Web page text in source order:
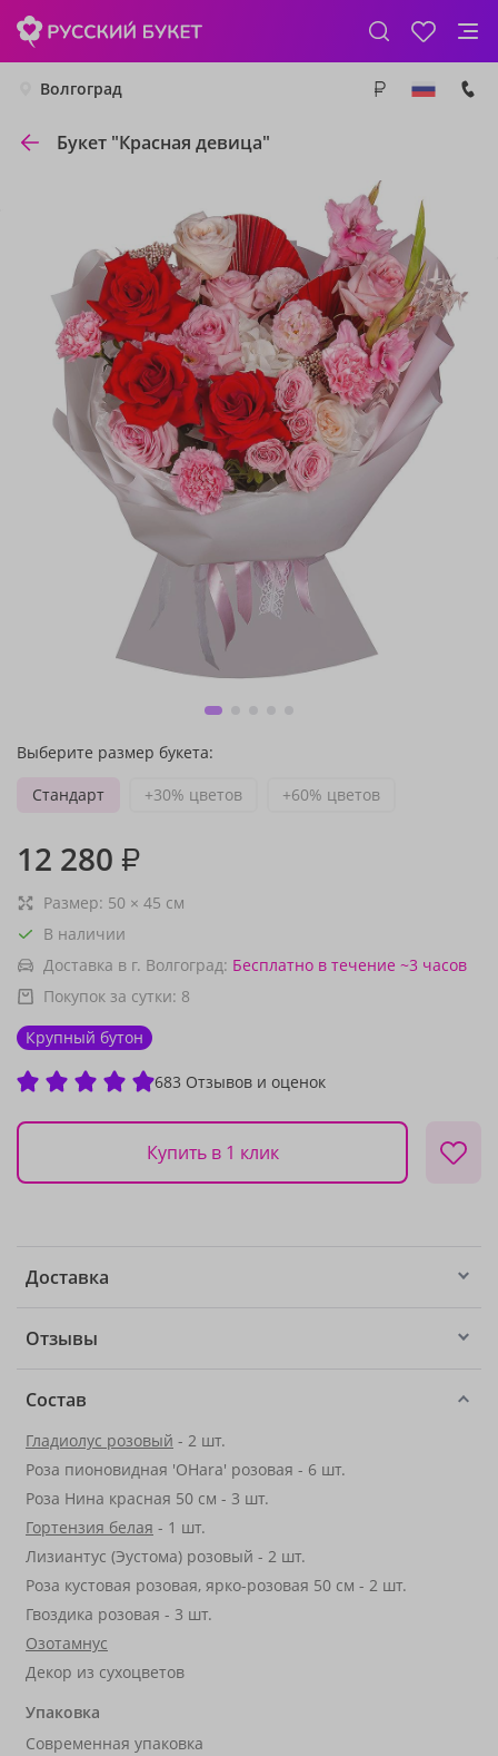
Волгоград
Букет "Красная девица"
Выберите размер букета:
Стандарт
+30% цветов +60% цветов
12 280 ₽
Размер: 50 × 45 см
В наличии
Доставка в г. Волгоград: Бесплатно в течение ~3 часов
Покупок за сутки: 8
Крупный бутон
683 Отзывов и оценок
Купить в 1 клик
Доставка
Отзывы
Состав
Гладиолус розовый - 2 шт.
Роза пионовидная 'OHara' розовая - 6 шт.
Роза Нина красная 50 см - 3 шт.
Гортензия белая - 1 шт.
Лизиантус (Эустома) розовый - 2 шт.
Роза кустовая розовая, ярко-розовая 50 см - 2 шт.
Гвоздика розовая - 3 шт.
Озотамнус
Декор из сухоцветов
Упаковка
Современная упаковка